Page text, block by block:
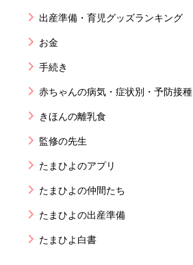
出産準備・育児グッズランキング
お金
手続き
赤ちゃんの病気・症状別・予防接種
きほんの離乳食
監修の先生
たまひよのアプリ
たまひよの仲間たち
たまひよの出産準備
たまひよ白書